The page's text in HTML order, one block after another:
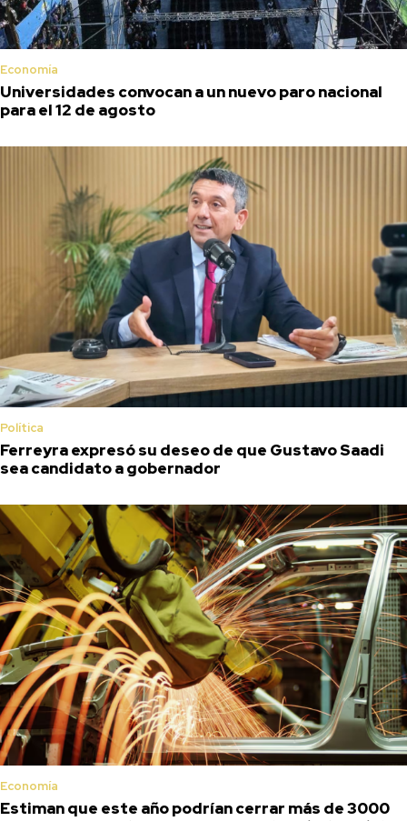
Economía
Universidades convocan a un nuevo paro nacional
para el 12 de agosto
Política
Ferreyra expresó su deseo de que Gustavo Saadi
sea candidato a gobernador
Economía
Estiman que este año podrían cerrar más de 3000